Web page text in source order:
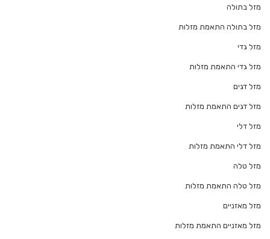
מזל בתולה
מזל בתולה התאמת מזלות
מזל גדי
מזל גדי התאמת מזלות
מזל דגים
מזל דגים התאמת מזלות
מזל דלי
מזל דלי התאמת מזלות
מזל טלה
מזל טלה התאמת מזלות
מזל מאזניים
מזל מאזניים התאמת מזלות